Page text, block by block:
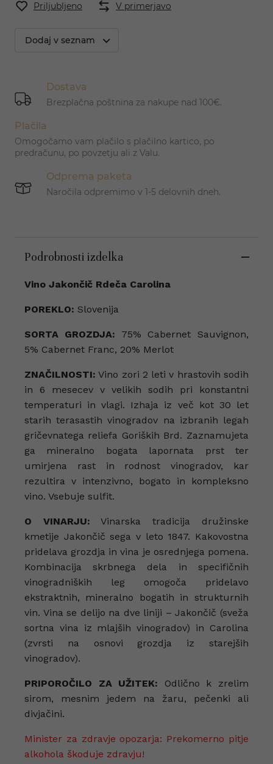
Priljubljeno V primerjavo
Dodaj v seznam
Dostava
Brezplačna poštnina za nakupe nad 100€.
Plačila
Omogočamo vam plačilo s plačilno kartico, po
predračunu, po povzetju ali z Valu.
Odprema paketa
Naročila odpremimo v 1-5 delovnih dneh.
Podrobnosti izdelka
Vino Jakončič Rdeča Carolina
POREKLO: Slovenija
SORTA GROZDJA: 75% Cabernet Sauvignon,
5% Cabernet Franc, 20% Merlot
ZNAČILNOSTI: Vino zori 2 leti v hrastovih sodih
in 6 mesecev v velikih sodih pri konstantni
temperaturi in vlagi. Izhaja iz več kot 30 let
starih terasastih vinogradov na izbranih legah
gričevnatega reliefa Goriških Brd. Zaznamujeta
ga mineralno bogata lapornata prst ter
umirjena rast in rodnost vinogradov, kar
rezultira v intenzivno, bogato in kompleksno
vino. Vsebuje sulfit.
O VINARJU: Vinarska tradicija družinske
kmetije Jakončič sega v leto 1847. Kakovostna
pridelava grozdja in vina je osrednjega pomena.
Kombinacija skrbnega dela in specifičnih
vinogradniških leg omogoča pridelavo
ekstraktnih, mineralno bogatih in strukturnih
vin. Vina se delijo na dve liniji – Jakončič (sveža
sortna vina iz mlajših vinogradov) in Carolina
(zvrsti na osnovi grozdja iz starejših
vinogradov).
PRIPOROČILO ZA UŽITEK: Odlično k zrelim
sirom, mesnim jedem na žaru, pečenki ali
divjačini.
Minister za zdravje opozarja: Prekomerno pitje
alkohola škoduje zdravju!